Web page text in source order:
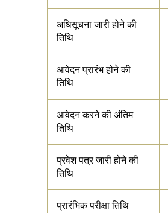
अधिसूचना जारी होने की
तिथि
आवेदन प्रारंभ होने की
तिथि
आवेदन करने की अंतिम
तिथि
प्रवेश पत्र जारी होने की
तिथि
प्रारंभिक परीक्षा तिथि